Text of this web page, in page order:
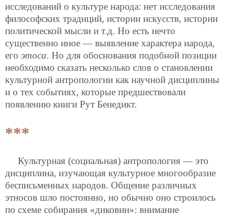
исследований о культуре народа: нет исследования
философских традиций, истории искусств, истории
политической мысли и т.д. Но есть нечто
существенно иное — выявление характера народа,
его этоса. Но для обоснования подобной позиции
необходимо сказать несколько слов о становлении
культурной антропологии как научной дисциплины
и о тех событиях, которые предшествовали
появлению книги Рут Бенедикт.
***
Культурная (социальная) антропология — это
дисциплина, изучающая культурное многообразие
бесписьменных народов. Общение различных
этносов шло постоянно, но обычно оно строилось
по схеме собирания «диковин»: внимание